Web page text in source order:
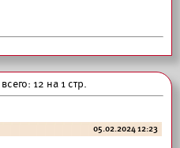
всего: 12 на 1 стр.
05.02.2024 12:23